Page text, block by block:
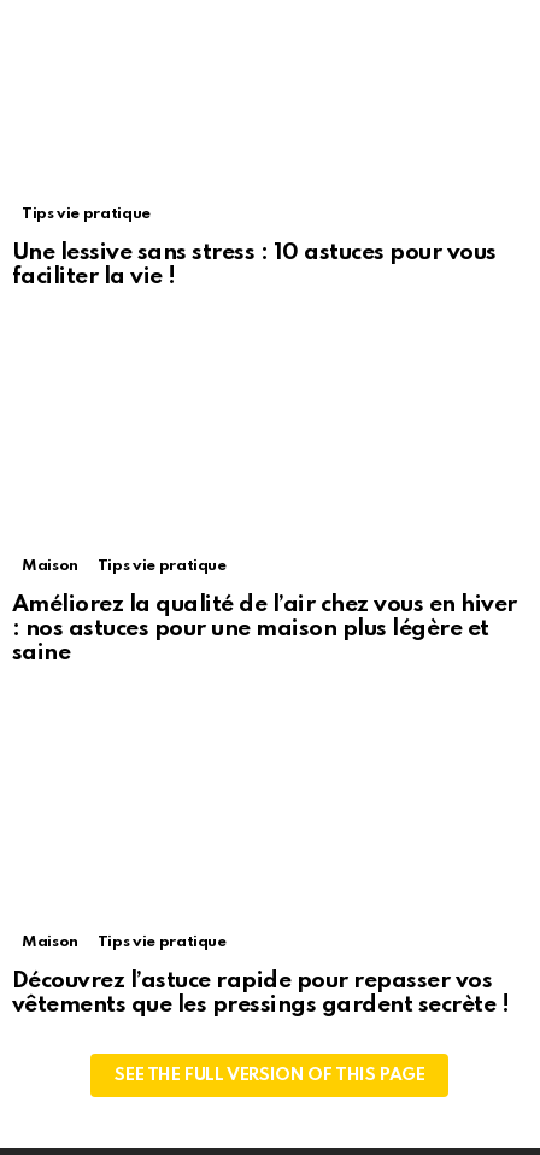
Tips vie pratique
Une lessive sans stress : 10 astuces pour vous
faciliter la vie !
Maison Tips vie pratique
Améliorez la qualité de l’air chez vous en hiver
: nos astuces pour une maison plus légère et
saine
Maison Tips vie pratique
Découvrez l’astuce rapide pour repasser vos
vêtements que les pressings gardent secrète !
SEE THE FULL VERSION OF THIS PAGE